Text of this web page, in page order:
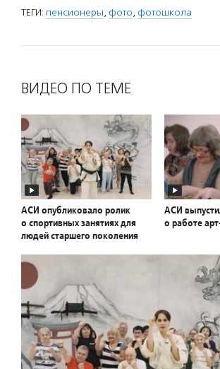
ТЕГИ: пенсионеры, фото, фотошкола
ВИДЕО ПО ТЕМЕ
АСИ опубликовало ролик
о спортивных занятиях для
людей старшего поколения
АСИ
о работе